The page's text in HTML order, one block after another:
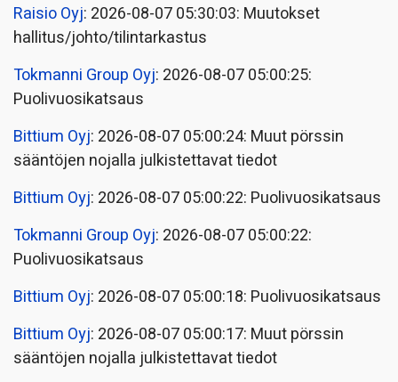
Raisio Oyj: 2026-08-07 05:30:03: Muutokset
hallitus/johto/tilintarkastus
Tokmanni Group Oyj: 2026-08-07 05:00:25:
Puolivuosikatsaus
Bittium Oyj: 2026-08-07 05:00:24: Muut pörssin
sääntöjen nojalla julkistettavat tiedot
Bittium Oyj: 2026-08-07 05:00:22: Puolivuosikatsaus
Tokmanni Group Oyj: 2026-08-07 05:00:22:
Puolivuosikatsaus
Bittium Oyj: 2026-08-07 05:00:18: Puolivuosikatsaus
Bittium Oyj: 2026-08-07 05:00:17: Muut pörssin
sääntöjen nojalla julkistettavat tiedot